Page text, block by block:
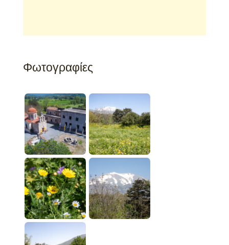
Φωτογραφίες